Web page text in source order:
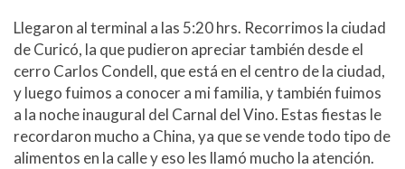
Llegaron al terminal a las 5:20 hrs. Recorrimos la ciudad
de Curicó, la que pudieron apreciar también desde el
cerro Carlos Condell, que está en el centro de la ciudad,
y luego fuimos a conocer a mi familia, y también fuimos
a la noche inaugural del Carnal del Vino. Estas fiestas le
recordaron mucho a China, ya que se vende todo tipo de
alimentos en la calle y eso les llamó mucho la atención.